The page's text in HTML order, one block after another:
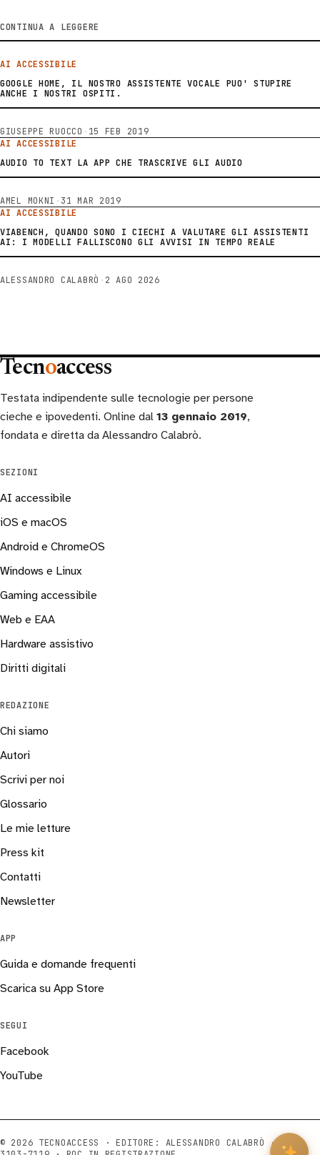
CONTINUA A LEGGERE
AI ACCESSIBILE
GOOGLE HOME, IL NOSTRO ASSISTENTE VOCALE PUO' STUPIRE
ANCHE I NOSTRI OSPITI.
GIUSEPPE RUOCCO · 15 FEB 2019
AI ACCESSIBILE
AUDIO TO TEXT LA APP CHE TRASCRIVE GLI AUDIO
AMEL MOKNI · 31 MAR 2019
AI ACCESSIBILE
VIABENCH, QUANDO SONO I CIECHI A VALUTARE GLI ASSISTENTI
AI: I MODELLI FALLISCONO GLI AVVISI IN TEMPO REALE
ALESSANDRO CALABRÒ · 2 AGO 2026
Tecnoaccess
Testata indipendente sulle tecnologie per persone
cieche e ipovedenti. Online dal 13 gennaio 2019,
fondata e diretta da Alessandro Calabrò.
SEZIONI
AI accessibile
iOS e macOS
Android e ChromeOS
Windows e Linux
Gaming accessibile
Web e EAA
Hardware assistivo
Diritti digitali
REDAZIONE
Chi siamo
Autori
Scrivi per noi
Glossario
Le mie letture
Press kit
Contatti
Newsletter
APP
Guida e domande frequenti
Scarica su App Store
SEGUI
Facebook
YouTube
© 2026 TECNOACCESS · EDITORE: ALESSANDRO CALABRÒ ·
ISSN